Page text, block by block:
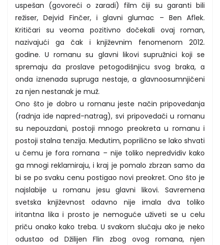
uspešan (govoreći o zaradi) film čiji su garanti bili
režiser, Dejvid Finčer, i glavni glumac – Ben Aflek.
Kritičari su veoma pozitivno dočekali ovaj roman,
nazivajući ga čak i književnim fenomenom 2012.
godine. U romanu su glavni likovi supružnici koji se
spremaju da proslave petogodišnjicu svog braka, a
onda iznenada supruga nestaje, a glavnoosumnjičeni
za njen nestanak je muž.
Ono što je dobro u romanu jeste način pripovedanja
(radnja ide napred-natrag), svi pripovedači u romanu
su nepouzdani, postoji mnogo preokreta u romanu i
postoji stalna tenzija. Međutim, poprilično se lako shvati
u čemu je fora romana – nije toliko nepredvidiv kako
ga mnogi reklamiraju, i kraj je pomalo zbrzan samo da
bi se po svaku cenu postigao novi preokret. Ono što je
najslabije u romanu jesu glavni likovi. Savremena
svetska književnost odavno nije imala dva toliko
iritantna lika i prosto je nemoguće uživeti se u celu
priču onako kako treba. U svakom slučaju ako je neko
odustao od Džilijen Flin zbog ovog romana, njen